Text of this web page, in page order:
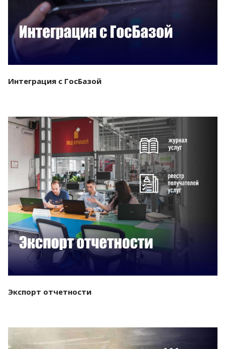
Интеграция с ГосБазой
Смотреть проект
Экспорт отчетности